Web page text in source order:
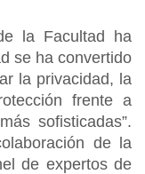
la Facultad ha
se ha convertido
la privacidad, la
frente a
sofisticadas”.
de la
de expertos de